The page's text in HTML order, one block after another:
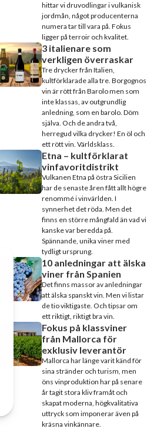
hittar vi druvodlingar i vulkanisk
jordmån, något producenterna
numera tar till vara på. Fokus
ligger på terroir och kvalitet.
3 italienare som
verkligen överraskar
Tre drycker från Italien,
kultförklarade alla tre. Borgognos
vin är rött från Barolo men som
inte klassas, av outgrundlig
anledning, som en barolo. Döm
själva. Och de andra två,
herregud vilka drycker! En öl och
ett rött vin. Världsklass.
Etna – kultförklarat
vinfavoritdistrikt
Vulkanen Etna på östra Sicilien
har de senaste åren fått allt högre
renommé i vinvärlden. I
synnerhet det röda. Men det
finns en större mångfald än vad vi
kanske var beredda på.
Spännande, unika viner med
tydligt ursprung.
10 anledningar att älska
viner från Spanien
Det finns massor av anledningar
att älska spanskt vin. Men vi listar
de tio viktigaste. Och tipsar om
ett riktigt, riktigt bra vin.
Fokus på klassviner
från Mallorca för
exklusiv leverantör
Mallorca har länge varit känd för
sina stränder och turism, men
öns vinproduktion har på senare
år tagit stora kliv framåt och
skapat moderna, högkvalitativa
uttryck som imponerar även på
kräsna vinkännare.